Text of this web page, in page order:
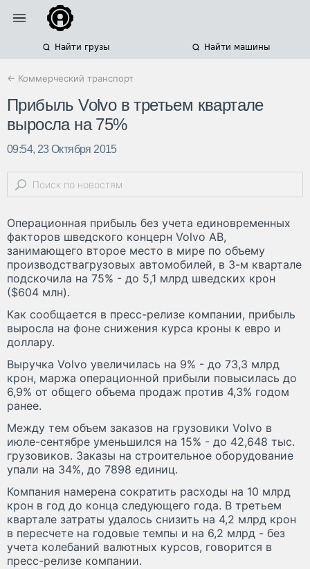
Найти грузы Найти машины
← Коммерческий транспорт
Прибыль Volvo в третьем квартале
выросла на 75%
09:54, 23 Октября 2015
Операционная прибыль без учета единовременных
факторов шведского концерн Volvo AB,
занимающего второе место в мире по объему
производствагрузовых автомобилей, в 3-м квартале
подскочила на 75% - до 5,1 млрд шведских крон
($604 млн).
Как сообщается в пресс-релизе компании, прибыль
выросла на фоне снижения курса кроны к евро и
доллару.
Выручка Volvo увеличилась на 9% - до 73,3 млрд
крон, маржа операционной прибыли повысилась до
6,9% от общего объема продаж против 4,3% годом
ранее.
Между тем объем заказов на грузовики Volvo в
июле-сентябре уменьшился на 15% - до 42,648 тыс.
грузовиков. Заказы на строительное оборудование
упали на 34%, до 7898 единиц.
Компания намерена сократить расходы на 10 млрд
крон в год до конца следующего года. В третьем
квартале затраты удалось снизить на 4,2 млрд крон
в пересчете на годовые темпы и на 6,2 млрд - без
учета колебаний валютных курсов, говорится в
пресс-релизе компании.